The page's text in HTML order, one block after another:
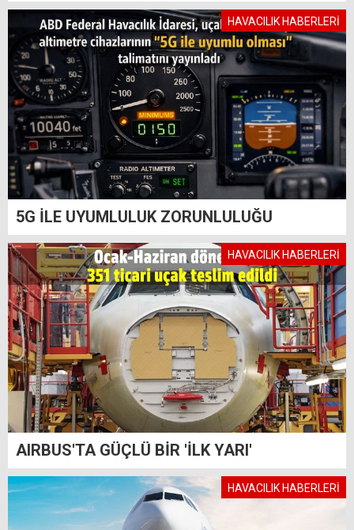
HAVACILIK HABERLERİ
5G İLE UYUMLULUK ZORUNLULUĞU
HAVACILIK HABERLERİ
AIRBUS'TA GÜÇLÜ BİR 'İLK YARI'
HAVACILIK HABERLERİ